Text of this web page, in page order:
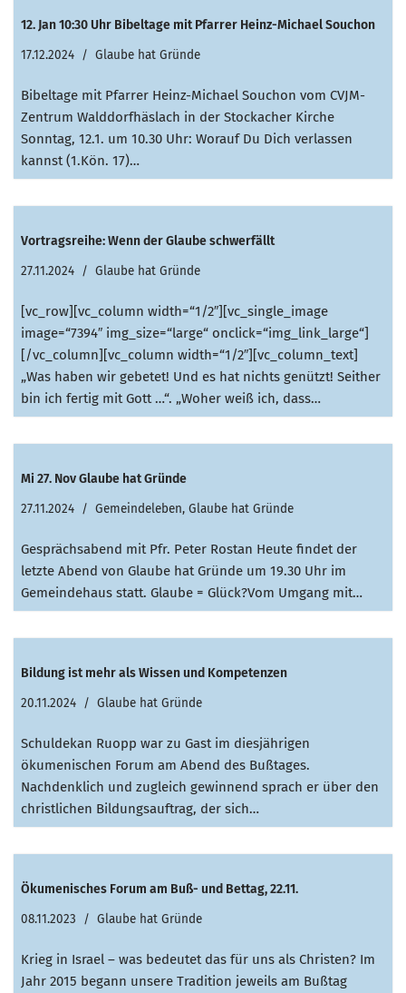
12. Jan 10:30 Uhr Bibeltage mit Pfarrer Heinz-Michael Souchon
17.12.2024
Glaube hat Gründe
Bibeltage mit Pfarrer Heinz-Michael Souchon vom CVJM-
Zentrum Walddorfhäslach in der Stockacher Kirche
Sonntag, 12.1. um 10.30 Uhr: Worauf Du Dich verlassen
kannst (1.Kön. 17)…
Vortragsreihe: Wenn der Glaube schwerfällt
27.11.2024
Glaube hat Gründe
[vc_row][vc_column width=“1/2″][vc_single_image
image=“7394″ img_size=“large“ onclick=“img_link_large“]
[/vc_column][vc_column width=“1/2″][vc_column_text]
„Was haben wir gebetet! Und es hat nichts genützt! Seither
bin ich fertig mit Gott …“. „Woher weiß ich, dass…
Mi 27. Nov Glaube hat Gründe
27.11.2024
Gemeindeleben, Glaube hat Gründe
Gesprächsabend mit Pfr. Peter Rostan Heute findet der
letzte Abend von Glaube hat Gründe um 19.30 Uhr im
Gemeindehaus statt. Glaube = Glück?Vom Umgang mit…
Bildung ist mehr als Wissen und Kompetenzen
20.11.2024
Glaube hat Gründe
Schuldekan Ruopp war zu Gast im diesjährigen
ökumenischen Forum am Abend des Bußtages.
Nachdenklich und zugleich gewinnend sprach er über den
christlichen Bildungsauftrag, der sich…
Ökumenisches Forum am Buß- und Bettag, 22.11.
08.11.2023
Glaube hat Gründe
Krieg in Israel – was bedeutet das für uns als Christen? Im
Jahr 2015 begann unsere Tradition jeweils am Bußtag